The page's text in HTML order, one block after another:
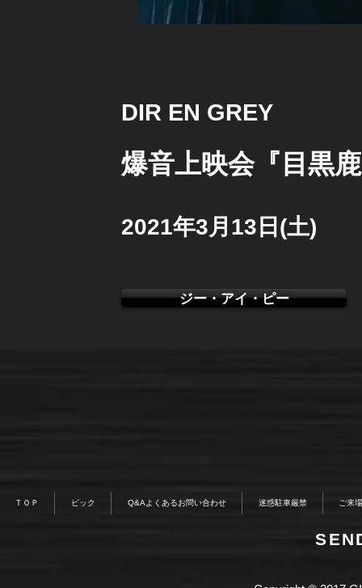
DIR EN GREY
爆音上映会『目黒
2021年3月13日(土)
ジー・アイ・ピー
ＴＯＰ ピック Q&Aよくあるお問い合わせ 迷惑駐車厳禁 ご来